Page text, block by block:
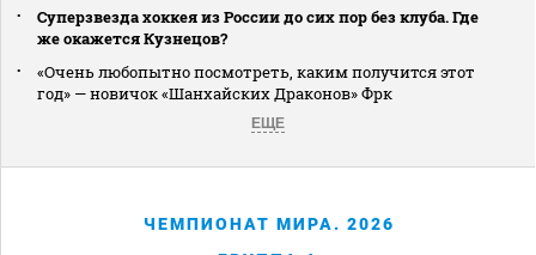
Суперзвезда хоккея из России до сих пор без клуба. Где
же окажется Кузнецов?
«Очень любопытно посмотреть, каким получится этот
год» — новичок «Шанхайских Драконов» Фрк
ЕЩЕ
ЧЕМПИОНАТ МИРА. 2026